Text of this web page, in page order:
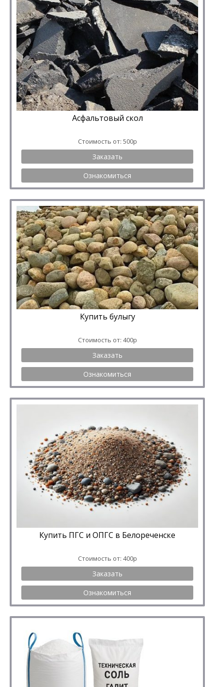
Асфальтовый скол
Стоимость от: 500р
Заказать
Ознакомиться
Купить булыгу
Стоимость от: 400р
Заказать
Ознакомиться
Купить ПГС и ОПГС в Белореченске
Стоимость от: 400р
Заказать
Ознакомиться